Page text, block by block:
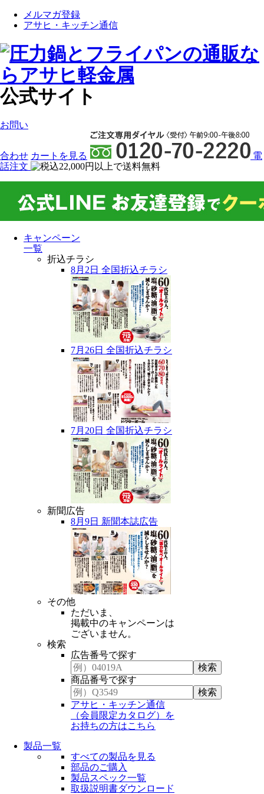
メルマガ登録
アサヒ・キッチン通信
公式サイト
お問い
合わせ カート を見る
電
話注文
キャンペーン
一覧
折込チラシ
8月2日 全国折込チラシ
7月26日 全国折込チラシ
7月20日 全国折込チラシ
新聞広告
8月9日 新聞本誌広告
その他
ただいま、
掲載中のキャンペーンは
ございません。
検索
広告番号で探す
商品番号で探す
アサヒ・キッチン通信
（会員限定カタログ）を
お持ちの方はこちら
製品一覧
すべての製品を見る
部品のご購入
製品スペック一覧
取扱説明書ダウンロード